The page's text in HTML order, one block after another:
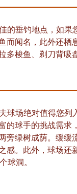
的垂钓地点，如果
而闻名，此外还栖
多梭鱼、剃刀背吸
球场绝对值得您列
的球手的挑战需求
旁绿树成荫。缓缓
感。此外，球场还
球洞。